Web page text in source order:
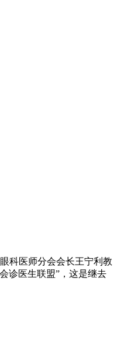
科医师分会会长王宁利教
诊医生联盟”，这是继去